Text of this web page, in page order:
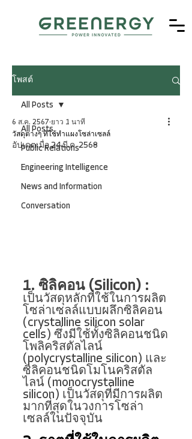
โพสต์
All Posts
Public Relations
Engineering Intelligence
News and Information
Conversation
All Posts
วัสดุต่างๆ ที่ใช้ทำแผงโซล่าเซลล์
6 ส.ค. 2567 ยาว 1 นาที
อัปเดตเมื่อ24 มี.ค. 2568
1. ซิลิคอน (Silicon) :
เป็นวัสดุหลักที่ใช้ในการผลิต
โซล่าเซลล์แบบผลึกซิลิคอน
(crystalline silicon solar
cells) ซึ่งมีใช้ทั้งซิลิคอนชนิด
โพลิคริสตัลไลน์
(polycrystalline silicon) และ
ซิลิคอนชนิดโมโนคริสตัล
ไลน์ (monocrystalline
silicon) เป็นวัสดุที่มีการผลิต
มากที่สุดในวงการโซล่า
เซลล์ในปัจจุบัน